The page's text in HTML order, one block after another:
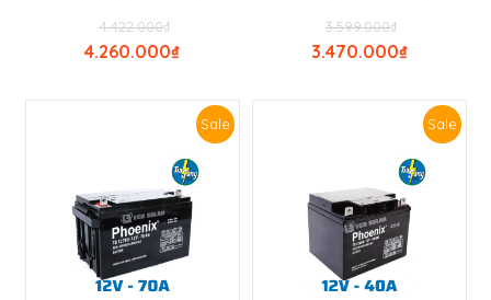
₫
4.422.000
₫
4.260.000
₫
3.599.000
₫
3.470.000
Sale Sale